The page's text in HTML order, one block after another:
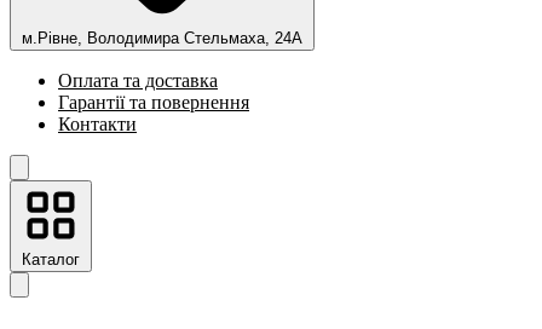
м.Рівне, Володимира Стельмаха, 24А
Оплата та доставка
Гарантії та повернення
Контакти
Каталог